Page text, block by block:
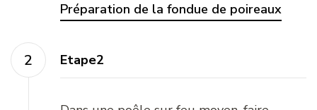
Préparation de la fondue de poireaux
Etape2